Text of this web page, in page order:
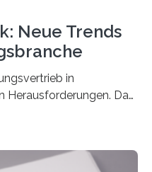
Neue Trends
in
Herausforderungen. Das
Dr. Lukas Linnenbrink
e.V.